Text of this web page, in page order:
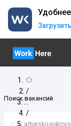
/
/
Поиск вакансий